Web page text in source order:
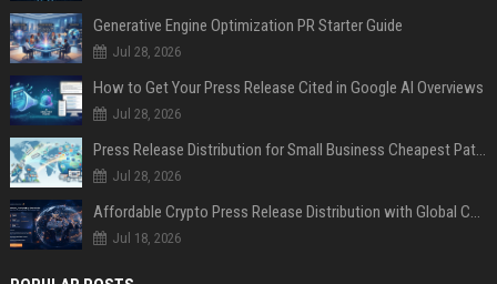
Generative Engine Optimization PR Starter Guide
Jul 28, 2026
How to Get Your Press Release Cited in Google AI Overviews
Jul 28, 2026
Press Release Distribution for Small Business Cheapest Path to Real Coverage
Jul 28, 2026
Affordable Crypto Press Release Distribution with Global Coverage
Jul 18, 2026